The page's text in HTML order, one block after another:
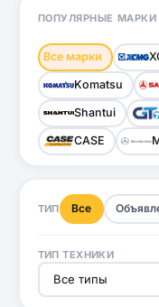
ПОПУЛЯРНЫЕ МАРКИ
Все марки
Komatsu
Shantui
CASE
ТИП Все
ТИП ТЕХНИКИ